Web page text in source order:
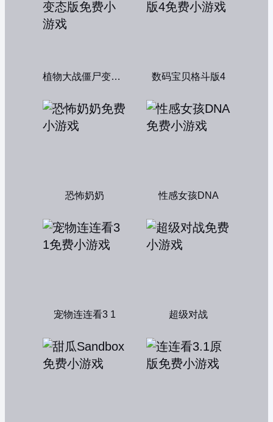
植物大战僵尸变态版 数码宝贝格斗版4
恐怖奶奶 性感女孩DNA
宠物连连看3 1 超级对战